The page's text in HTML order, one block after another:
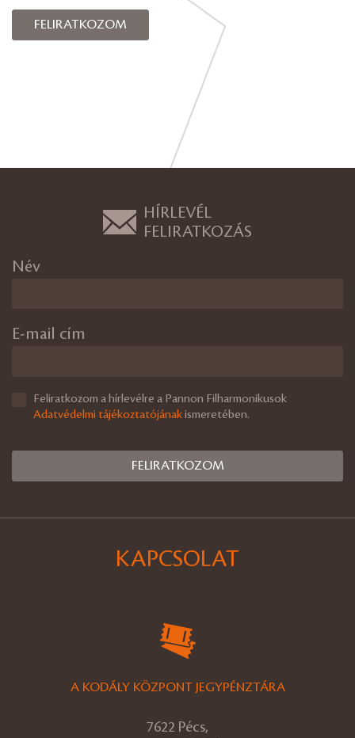
HÍRLEVÉL
FELIRATKOZÁS
Név
E-mail cím
Feliratkozom a hírlevélre a Pannon Filharmonikusok
Adatvédelmi tájékoztatójánakismeretében.
KAPCSOLAT
A KODÁLY KÖZPONT JEGYPÉNZTÁRA
7622 Pécs,